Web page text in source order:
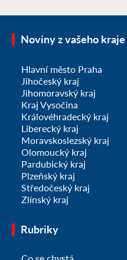
Noviny z vašeho kraje
Hlavní město Praha
Jihočeský kraj
Jihomoravský kraj
Kraj Vysočina
Královéhradecký kraj
Liberecký kraj
Moravskoslezský kraj
Olomoucký kraj
Pardubický kraj
Plzeňský kraj
Středočeský kraj
Zlínský kraj
Rubriky
Co se chystá